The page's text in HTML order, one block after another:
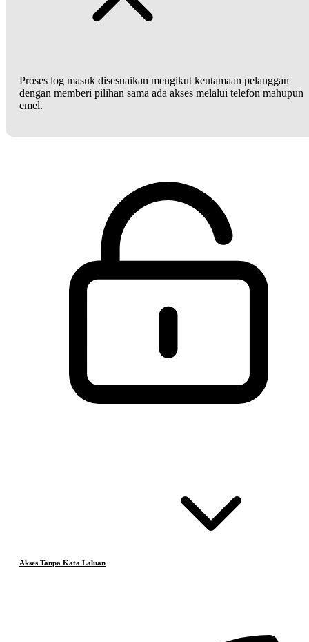
Proses log masuk disesuaikan mengikut keutamaan pelanggan
dengan memberi pilihan sama ada akses melalui telefon mahupun
emel.
Akses Tanpa Kata Laluan